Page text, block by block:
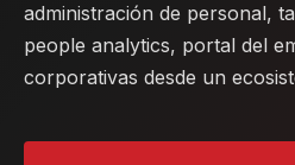
administración de personal,
people analytics, portal del
corporativas desde un